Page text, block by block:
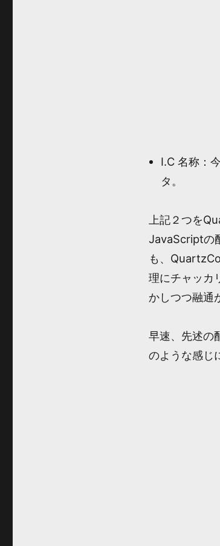
I.C 名称：
タ。
上記２つを
JavaScriptの
も、
理にチャッカ
かしつつ融通
早速、先述の
のような感じ